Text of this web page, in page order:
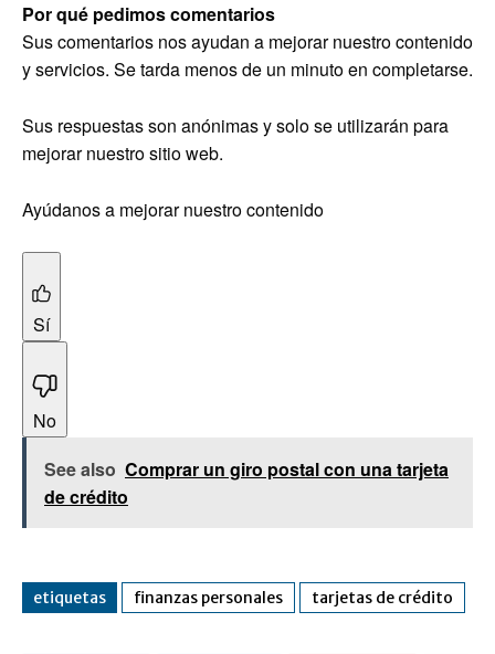
Por qué pedimos comentarios
Sus comentarios nos ayudan a mejorar nuestro contenido
y servicios. Se tarda menos de un minuto en completarse.
Sus respuestas son anónimas y solo se utilizarán para
mejorar nuestro sitio web.
Ayúdanos a mejorar nuestro contenido
Sí
No
See also Comprar un giro postal con una tarjeta
de crédito
etiquetas finanzas personales tarjetas de crédito